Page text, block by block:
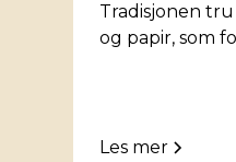
Tradisjonen
og papir, som
Les mer